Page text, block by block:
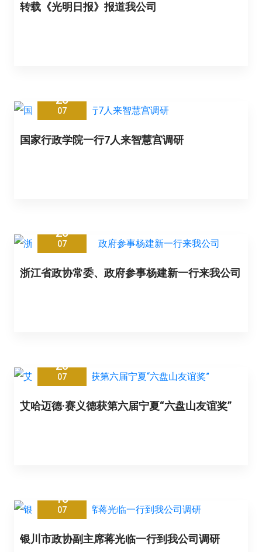
转载《光明日报》报道我公司
25
07
国家行政学院一行7人来智慧宫调研
25
07
浙江省政协常委、政府参事杨建新一行来我公司
23
07
艾哈迈德·赛义德获第六届宁夏“六盘山友谊奖”
15
07
银川市政协副主席蒋光临一行到我公司调研